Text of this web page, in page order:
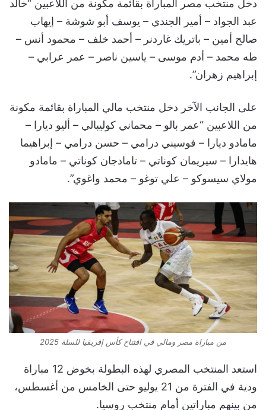
دخل منتخب مصر المباراة بقائمة مكونة من اللاعبين “خالد
عبد الجواد – أمير الجندي – يوسف أبو شوشة – إيهاب
صالح أمين – باتريك غاردنر – أحمد خلف – محمود أنس –
طه محمد – أدم موسى – ياسين ناصر – عمر عرابي –
إبراهيم زهران”.
على الجانب الآخر دخل منتخب مالي المباراة بقائمة مكونة
من اللاعبين “عمر بالو – محماني كوليبالي – أليو ديارا –
مامادو ديارا – فوسيني درامي – حسن درامي – إبراهيما
هايدارا – سيريمان كوناتي – تامادجان كوناتي – مامادو
مولاي سيسوكو – علي توغو – محمد واغوي”.
من مباراة مصر ومالي في افتتاح كأس إفريقيا للسلة 2025
استعد المنتخب المصري لهذه البطولة بخوض 12 مباراة
ودية في الفترة من 21 يوليو حتى الخامس من أغسطس،
من بينهم مباراتين أمام منتخب روسيا.